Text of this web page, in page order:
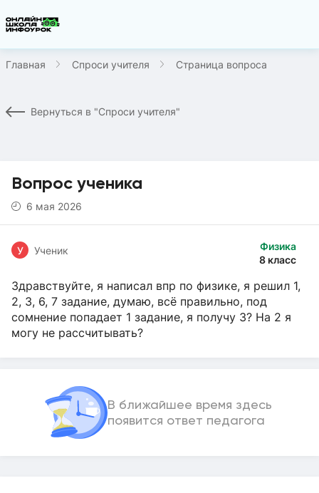
Главная Спроси учителя Страница вопроса
Вернуться в "Спроси учителя"
Вопрос ученика
6 мая 2026
Физика
8 класс
У Ученик
Здравствуйте, я написал впр по физике, я решил 1,
2, 3, 6, 7 задание, думаю, всё правильно, под
сомнение попадает 1 задание, я получу 3? На 2 я
могу не рассчитывать?
В ближайшее время здесь
появится ответ педагога